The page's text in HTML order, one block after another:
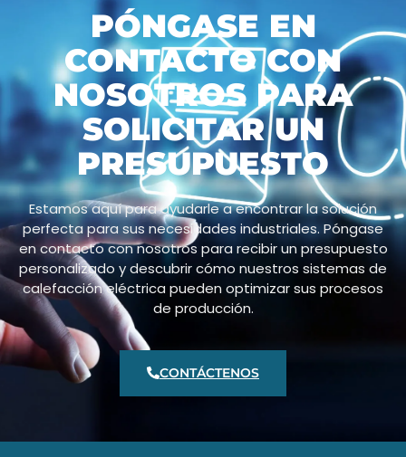
PÓNGASE EN
CONTACTO CON
NOSOTROS PARA
SOLICITAR UN
PRESUPUESTO
Estamos aquí para ayudarle a encontrar la solución
perfecta para sus necesidades industriales. Póngase
en contacto con nosotros para recibir un presupuesto
personalizado y descubrir cómo nuestros sistemas de
calefacción eléctrica pueden optimizar sus procesos
de producción.
CONTÁCTENOS